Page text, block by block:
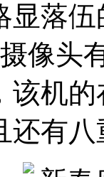
显落
像头
该机
还有